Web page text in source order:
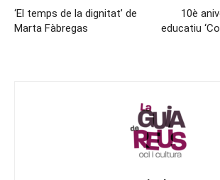
‘El temps de la dignitat’ de
Marta Fàbregas
10è
educatiu